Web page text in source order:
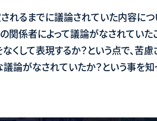
れるまでに議論されていた内容につ
係者によって議論がなされていた
くして表現するか？という点で、
議論がなされていたか？という事を